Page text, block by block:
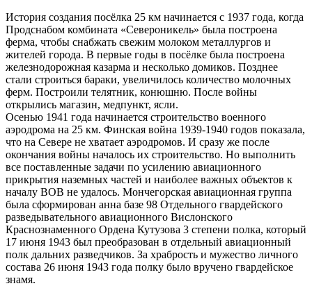
История создания посёлка 25 км начинается с 1937 года, когда
Продснабом комбината «Североникель» была построена
ферма, чтобы снабжать свежим молоком металлургов и
жителей города. В первые годы в посёлке была построена
железнодорожная казарма и несколько домиков. Позднее
стали строиться бараки, увеличилось количество молочных
ферм. Построили телятник, конюшню. После войны
открылись магазин, медпункт, ясли.
Осенью 1941 года начинается строительство военного
аэродрома на 25 км. Финская война 1939-1940 годов показала,
что на Севере не хватает аэродромов. И сразу же после
окончания войны началось их строительство. Но выполнить
все поставленные задачи по усилению авиационного
прикрытия наземных частей и наиболее важных объектов к
началу ВОВ не удалось. Мончегорская авиационная группа
была сформирован анна базе 98 Отдельного гвардейского
разведывательного авиационного Вислонского
Краснознаменного Ордена Кутузова 3 степени полка, который
17 июня 1943 был преобразован в отдельный авиационный
полк дальних разведчиков. За храбрость и мужество личного
состава 26 июня 1943 года полку было вручено гвардейское
знамя.